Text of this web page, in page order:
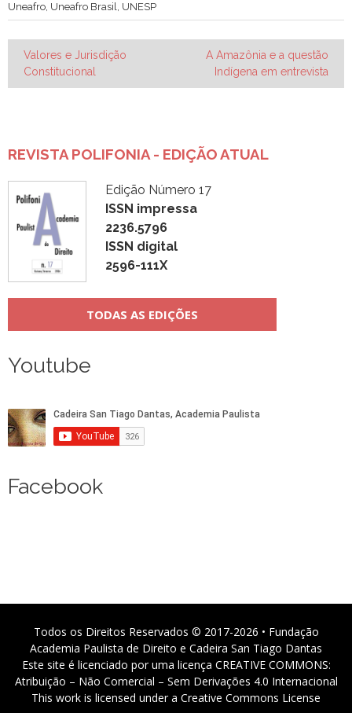
Uneafro, Uneafro Brasil, UNESP
Navegação
de
Valores e Jurisdição
Constitucional
A Amazônia e a questão
Indígena em entrevista
REVISTA POLIFONIA - EDIÇÃO ATUAL
Edição Número 17
ISSN impressa
2236.5796
ISSN digital
2596-111X
TODAS AS EDIÇÕES
Youtube
Facebook
Todos os Direitos Reservados © 2017-2026 • Fundação
Academia Paulista de Direito e Cadeira San Tiago Dantas
Este site é licenciado por uma licença CREATIVE COMMONS:
Atribuição – Não Comercial – Sem Derivações 4.0 Internacional
This work is licensed under a Creative Commons License